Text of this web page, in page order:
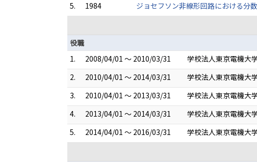
5.
1984
ジョセフソン非線形回路における分
役職
1.
2008/04/01 ～ 2010/03/31
学校法人東京電機大
2.
2010/04/01 ～ 2014/03/31
学校法人東京電機大
3.
2010/04/01 ～ 2013/03/31
学校法人東京電機大
4.
2013/04/01 ～ 2014/03/31
学校法人東京電機大
5.
2014/04/01 ～ 2016/03/31
学校法人東京電機大